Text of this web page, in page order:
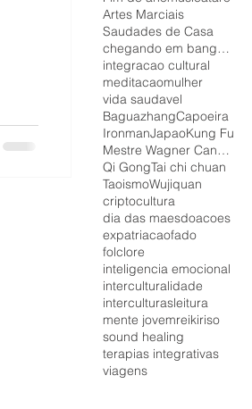
Artes Marciais
Saudades de Casa
chegando em bangkok
integracao cultural
meditacaomulher
vida saudavel
BaguazhangCapoeira
IronmanJapaoKung Fu
Mestre Wagner Canalonga
Qi GongTai chi chuan
TaoismoWujiquan
criptocultura
dia das maesdoacoes
expatriacaofado
folclore
inteligencia emocional
interculturalidade
interculturasleitura
mente jovemreikiriso
sound healing
terapias integrativas
viagens